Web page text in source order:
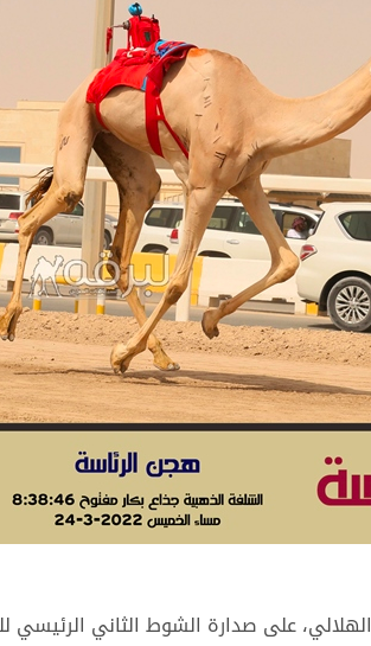
على صدارة الشوط الثاني الرئيسي